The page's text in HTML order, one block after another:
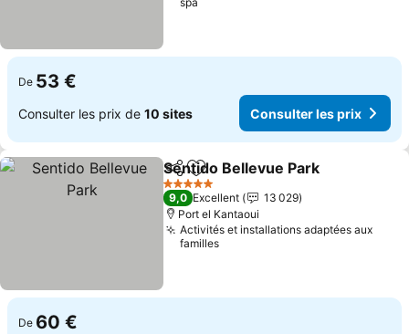
De 53 €
Consulter les prix de 10 sites Consulter les prix
PartagerAjouter à mes favoris
Sentido Bellevue Park
5 Étoiles
9,0 Excellent
13 029
Port el Kantaoui
Activités et installations adaptées aux
familles
De 60 €